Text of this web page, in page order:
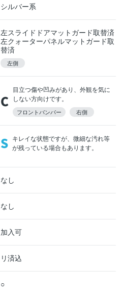
シルバー系
左スライドドアマットガード取替済
左クォーターパネルマットガード取
替済
左側
C
目立つ傷や凹みがあり、外観を気に
しない方向けです。
フロントバンパー 右側
S キレイな状態ですが、微細な汚れ等
が残っている場合もあります。
なし
なし
加入可
リ済込
○